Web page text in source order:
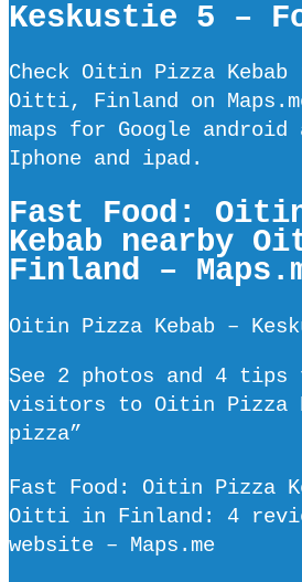
Keskustie 5 –
Check Oitin Pizza
Oitti, Finland on
maps for Google android
Iphone and ipad.
Fast Food:
Kebab nearby
Finland –
Oitin Pizza Kebab –
See 2 photos and 4 tips
visitors to Oitin Pizza
pizza”
Fast Food: Oitin Pizza
Oitti in Finland: 4
website – Maps.me